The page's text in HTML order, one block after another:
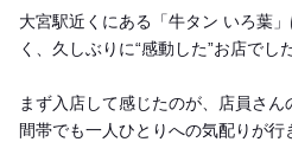
大宮駅近くにある「牛タン いろ葉
く、久しぶりに“感動した”お店でした
まず入店して感じたのが、店員さ
間帯でも一人ひとりへの気配りが行